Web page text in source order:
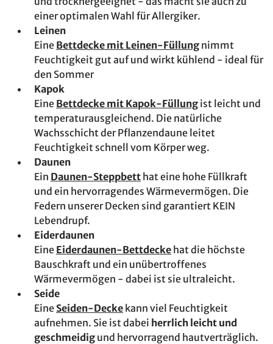
einer optimalen Wahl für Allergiker.
Leinen
Eine Bettdecke mit Leinen-Füllung nimmt
Feuchtigkeit gut auf und wirkt kühlend - ideal für
den Sommer
Kapok
Eine Bettdecke mit Kapok-Füllung ist leicht und
temperaturausgleichend. Die natürliche
Wachsschicht der Pflanzendaune leitet
Feuchtigkeit schnell vom Körper weg.
Daunen
Ein Daunen-Steppbett hat eine hohe Füllkraft
und ein hervorragendes Wärmevermögen. Die
Federn unserer Decken sind garantiert KEIN
Lebendrupf.
Eiderdaunen
Eine Eiderdaunen-Bettdecke hat die höchste
Bauschkraft und ein unübertroffenes
Wärmevermögen - dabei ist sie ultraleicht.
Seide
Eine Seiden-Decke kann viel Feuchtigkeit
aufnehmen. Sie ist dabei herrlich leicht und
geschmeidig und hervorragend hautverträglich.